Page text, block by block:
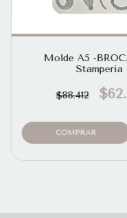
Molde A5 -
Stamperia
$88.412